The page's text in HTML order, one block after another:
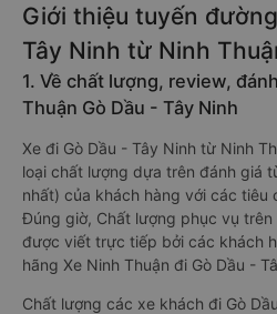
Giới thiệu tuyến
Tây Ninh từ Ninh
1. Về chất lượng, review,
Thuận Gò Dầu - Tây Ninh
Xe đi Gò Dầu - Tây Ninh từ Ninh
loại chất lượng dựa trên đánh giá
nhất) của khách hàng với các tiêu
Đúng giờ, Chất lượng phục vụ trên
được viết trực tiếp bởi các khách
hãng Xe Ninh Thuận đi Gò Dầu -
Chất lượng các xe khách đi Gò